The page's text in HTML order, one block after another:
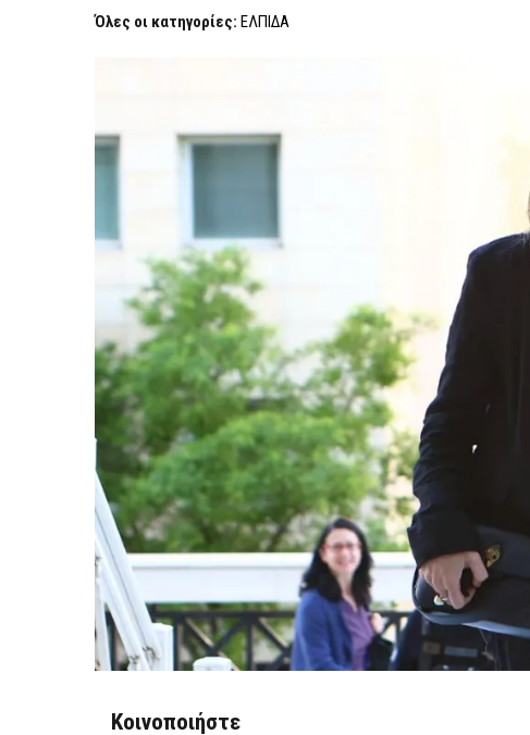
ΑΠΟΦΕΎΓΕΙ
Η
Όλες οι κατηγορίες: ΕΛΠΙΔΑ
Κοινοποιήστε